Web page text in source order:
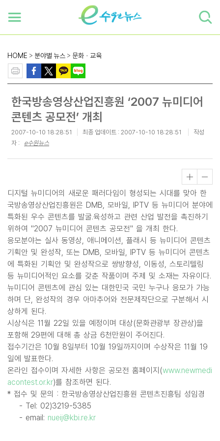
HOME > 분야별 뉴스 > 문화ㆍ교육
한국방송영상산업진흥원 ‘2007 뉴미디어
콘텐츠 공모전’ 개최
2007-10-10 18:28:51 최종 업데이트 : 2007-10-10 18:28:51
작성
자 : e수원뉴스
디지털 뉴미디어의 새로운 패러다임이 형성되는 시대를 맞아 한
국방송영상산업진흥원은 DMB, 모바일, IPTV 등 뉴미디어 분야에
특화된 우수 콘텐츠를 발굴․육성하고 관련 산업 발전을 촉진하기
위하여 "2007 뉴미디어 콘텐츠 공모전" 을 개최 한다.
응모분야는 실사 동영상, 애니메이션, 플래시 등 뉴미디어 콘텐츠
기획안 및 완성작, 또는 DMB, 모바일, IPTV 등 뉴미디어 콘텐츠
에 특화된 기획안 및 완성작으로 쌍방향성, 이동성, 스토리텔링
등 뉴미디어적인 요소를 갖춘 작품이며 주제 및 소재는 자유이다.
뉴미디어 콘텐츠에 관심 있는 대한민국 국민 누구나 응모가 가능
하며 단, 완성작의 경우 아마추어와 전문제작단으로 구분해서 시
상하게 된다.
시상식은 11월 22일 있을 예정이며 대상(문화관광부 장관상)을
포함해 29편에 대해 총 상금 6천만원이 주어진다.
접수기간은 10월 8일부터 10월 19일까지이며 수상작은 11월 19
일에 발표한다.
온라인 접수이며 자세한 사항은 공모전 홈페이지(www.newmedi
acontest.or.kr)를 참조하면 된다.
* 접수 및 문의 : 한국방송영상산업진흥원 콘텐츠진흥팀 성임경
- Tel: 02)3219-5385
- email: nueij@kbi.re.kr